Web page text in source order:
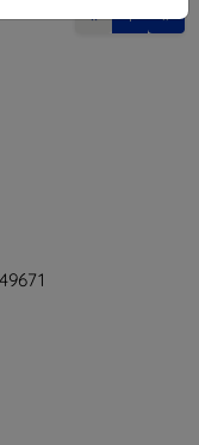
« 1 »